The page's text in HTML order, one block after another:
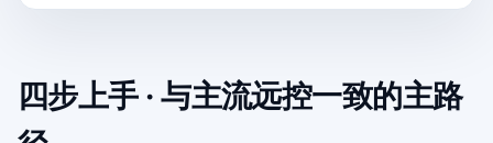
四步上手 · 与主流远控一致的主路